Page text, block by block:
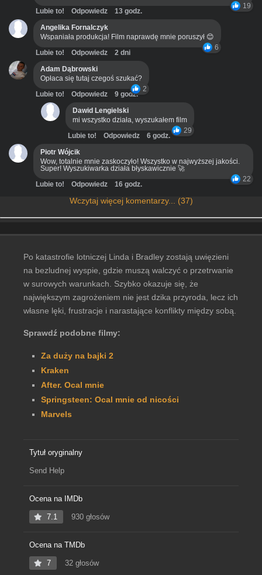
19
Lubie to! Odpowiedz
13 godz.
Angelika Fornalczyk
Wspaniała produkcja! Film naprawdę mnie poruszył 😊
6
Lubie to! Odpowiedz
2 dni
Adam Dąbrowski
Opłaca się tutaj czegoś szukać?
2
Lubie to! Odpowiedz
9 godz.
Dawid Lengielski
mi wszystko działa, wyszukałem film
29
Lubie to! Odpowiedz
6 godz.
Piotr Wójcik
Wow, totalnie mnie zaskoczyło! Wszystko w najwyższej jakości.
Super! Wyszukiwarka działa błyskawicznie 🚀
22
Lubie to! Odpowiedz 16 godz.
Wczytaj więcej komentarzy... (37)
Po katastrofie lotniczej Linda i Bradley zostają uwięzieni
na bezludnej wyspie, gdzie muszą walczyć o przetrwanie
w surowych warunkach. Szybko okazuje się, że
największym zagrożeniem nie jest dzika przyroda, lecz ich
własne lęki, frustracje i narastające konflikty między sobą.
Sprawdź podobne filmy:
Za duży na bajki 2
Kraken
After. Ocal mnie
Springsteen: Ocal mnie od nicości
Marvels
Tytuł oryginalny
Send Help
Ocena na IMDb
7.1 930 głosów
Ocena na TMDb
7 32 głosów